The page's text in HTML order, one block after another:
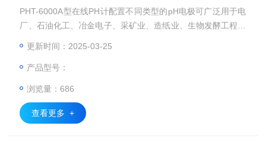
PHT-6000A型在线PH计配置不同类型的pH电极可广泛用于电
厂、石油化工、冶金电子、采矿业、造纸业、生物发酵工程、
更新时间：2025-03-25
产品型号：
浏览量：686
查看更多 +